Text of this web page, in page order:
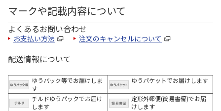
マークや記載内容について
よくあるお問い合わせ
お支払い方法 注文のキャンセルについて
配送情報について
ゆうパック等でお届けしま
す
ゆうパケットでお届けします
チルドゆうパックでお届け
します
定形外郵便(簡易書留)でお届
けします